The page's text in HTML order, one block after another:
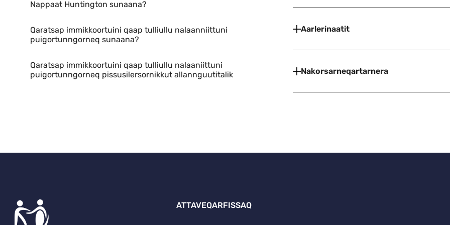
Aarlerinaatit
Nakorsarneqartarnera
Nappaat Huntington sunaana?
Qaratsap immikkoortuini qaap tulliullu nalaanniittuni
puigortunngorneq sunaana?
Qaratsap immikkoortuini qaap tulliullu nalaaniittuni
puigortunngorneq pissusilersornikkut allannguutitalik
ATTAVEQARFISSAQ